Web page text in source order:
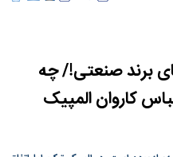
برند صنعتی!/ چه
کاروان المپیک